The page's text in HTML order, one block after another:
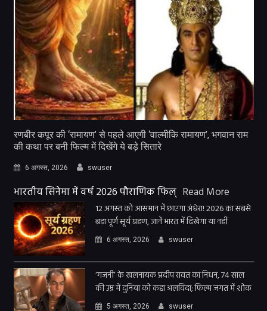
रणबीर कपूर की ‘रामायण’ से पहले आएगी ‘वाल्मीकि रामायण’, भगवान राम
की कथा पर बनी फिल्म में दिखेंगे ये बड़े सितारे
6 अगस्त, 2026 swuser
भारतीय सिनेमा में वर्ष 2026 पौराणिक फिल् Read More
12 अगस्त को आसमान में छाएगा अंधेरा! 2026 का सबसे
बड़ा पूर्ण सूर्य ग्रहण, जानें भारत में दिखेगा या नहीं
6 अगस्त, 2026 swuser
‘गजनी’ के खलनायक प्रदीप रावत का निधन, 74 साल
की उम्र में दुनिया को कहा अलविदा; फिल्म जगत में शोक
5 अगस्त, 2026 swuser